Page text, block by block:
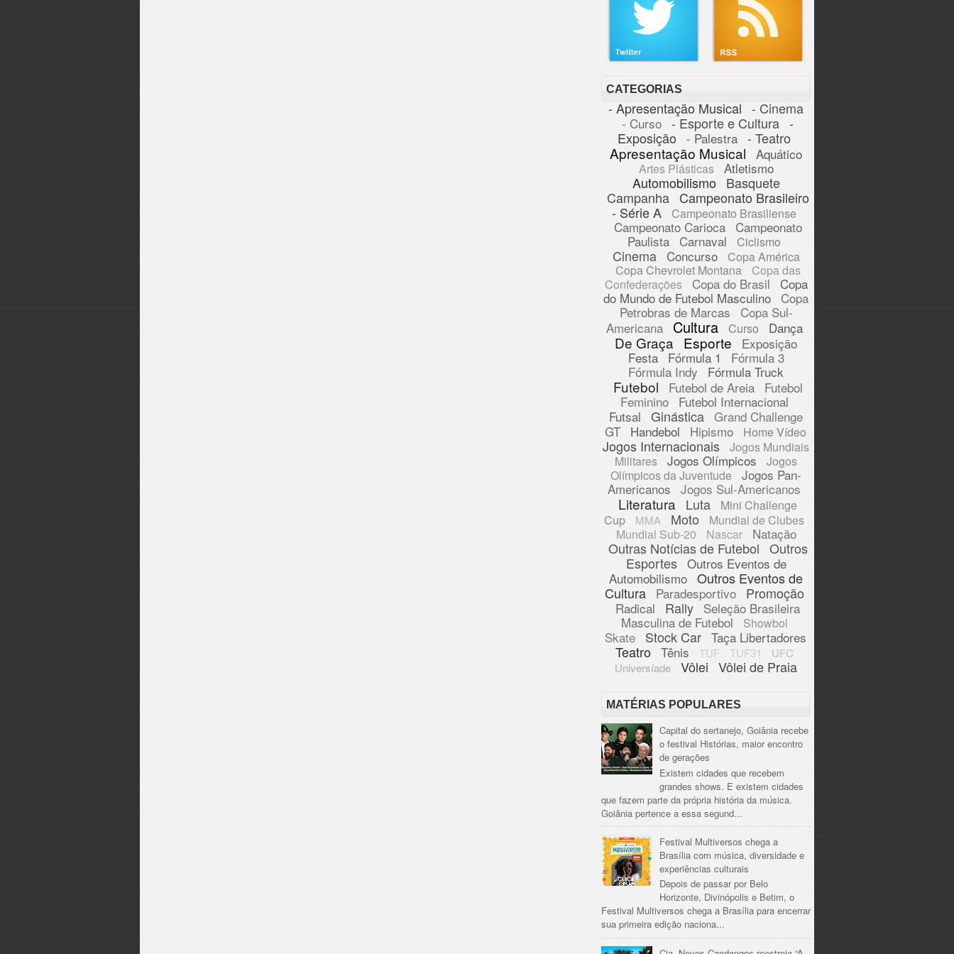
CATEGORIAS
- Apresentação Musical - Cinema
- Curso - Esporte e Cultura -
Exposição - Palestra - Teatro
Apresentação Musical Aquático
Artes Plásticas Atletismo
Automobilismo
Basquete
Campanha Campeonato Brasileiro
- Série A
Campeonato Brasiliense
Campeonato Carioca
Campeonato
Paulista Carnaval Ciclismo
Cinema Concurso
Copa América
Copa Chevrolet Montana
Copa das
Confederações
Copa do Brasil Copa
do Mundo de Futebol Masculino Copa
Petrobras de Marcas
Copa Sul-
Americana
Cultura Curso Dança
De Graça Esporte
Exposição
Festa
Fórmula 1
Fórmula 3
Fórmula Indy
Fórmula Truck
Futebol Futebol de Areia
Futebol
Feminino
Futebol Internacional
Futsal Ginástica Grand Challenge
GT Handebol Hipismo Home Vídeo
Jogos Internacionais
Jogos Mundiais
Militares
Jogos Olímpicos
Jogos
Olímpicos da Juventude
Jogos Pan-
Americanos Jogos Sul-Americanos
Literatura Luta
Mini Challenge
Cup
MMA Moto
Mundial de Clubes
Mundial Sub-20
Nascar Natação
Outras Notícias de Futebol Outros
Esportes Outros Eventos de
Automobilismo Outros Eventos de
Cultura
Paradesportivo Promoção
Radical Rally Seleção Brasileira
Masculina de Futebol
Showbol
Skate Stock Car Taça Libertadores
Teatro Tênis TUF TUF31
UFC
Universíade
Vôlei Vôlei de Praia
MATÉRIAS POPULARES
Capital do sertanejo, Goiânia recebe
o festival Histórias, maior encontro
de gerações
Existem cidades que recebem
grandes shows. E existem cidades
que fazem parte da própria história da música.
Goiânia pertence a essa segund...
Festival Multiversos chega a
Brasília com música, diversidade e
experiências culturais
Depois de passar por Belo
Horizonte, Divinópolis e Betim, o
Festival Multiversos chega a Brasília para encerrar
sua primeira edição naciona...